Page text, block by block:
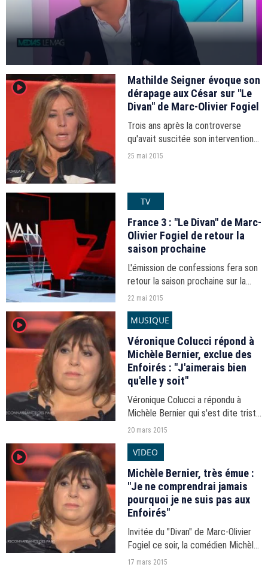
player2
Mathilde Seigner évoque son
dérapage aux César sur "Le
Divan" de Marc-Olivier Fogiel
Trois ans après la controverse
qu'avait suscitée son intervention
pendant les César, Mathilde Seigner
25 mai 2015
TV
France 3 : "Le Divan" de Marc-
Olivier Fogiel de retour la
saison prochaine
L'émission de confessions fera son
retour la saison prochaine sur la
chaîne publique.
22 mai 2015
player2 MUSIQUE
Véronique Colucci répond à
Michèle Bernier, exclue des
Enfoirés : "J'aimerais bien
qu'elle y soit"
Véronique Colucci a répondu à
Michèle Bernier qui s'est dite triste
de ne jamais avoir été appelée pour
20 mars 2015
player2 VIDEO
Michèle Bernier, très émue :
"Je ne comprendrai jamais
pourquoi je ne suis pas aux
Enfoirés"
Invitée du "Divan" de Marc-Olivier
Fogiel ce soir, la comédien Michèle
Bernier se livre sur son absence de
17 mars 2015